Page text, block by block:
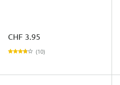
CHF 3.95
(10)